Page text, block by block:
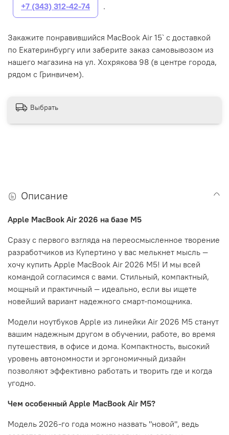
+7 (343) 312-42-74 .
Закажите понравившийся MacBook Air 15` с доставкой
по Екатеринбургу или заберите заказ самовывозом из
нашего магазина на ул. Хохрякова 98 (в центре города,
рядом с Гринвичем).
Выбрать
Описание
Apple MacBook Air 2026 на базе M5
Сразу с первого взгляда на переосмысленное творение
разработчиков из Купертино у вас мелькнет мысль —
хочу купить Apple MacBook Air 2026 M5! И мы всей
командой согласимся с вами. Стильный, компактный,
мощный и практичный — идеально, если вы ищете
новейший вариант надежного смарт-помощника.
Модели ноутбуков Apple из линейки Air 2026 M5 станут
вашим надежным другом в обучении, работе, во время
путешествия, в офисе и дома. Компактность, высокий
уровень автономности и эргономичный дизайн
позволяют эффективно работать и творить где и когда
угодно.
Чем особенный Apple MacBook Air M5?
Модель 2026-го года можно назвать "новой", ведь